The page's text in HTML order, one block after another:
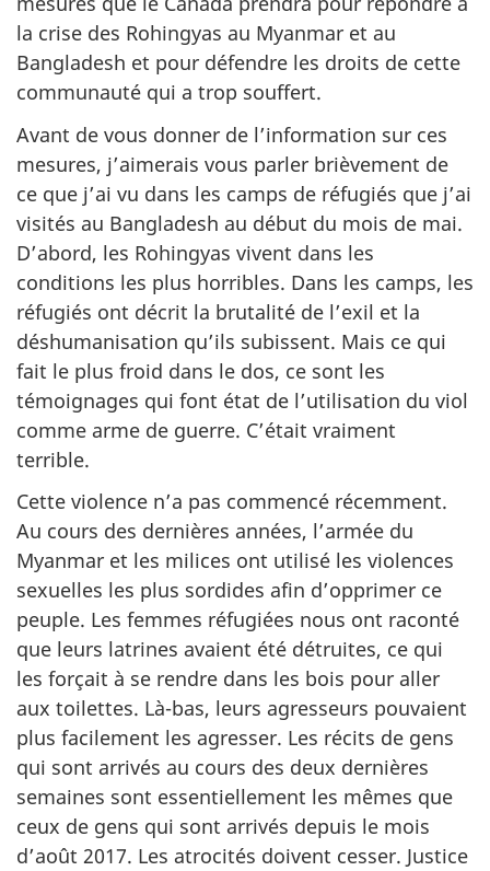
la crise des Rohingyas au Myanmar et au
Bangladesh et pour défendre les droits de cette
communauté qui a trop souffert.
Avant de vous donner de l’information sur ces
mesures, j’aimerais vous parler brièvement de
ce que j’ai vu dans les camps de réfugiés que j’ai
visités au Bangladesh au début du mois de mai.
D’abord, les Rohingyas vivent dans les
conditions les plus horribles. Dans les camps, les
réfugiés ont décrit la brutalité de l’exil et la
déshumanisation qu’ils subissent. Mais ce qui
fait le plus froid dans le dos, ce sont les
témoignages qui font état de l’utilisation du viol
comme arme de guerre. C’était vraiment
terrible.
Cette violence n’a pas commencé récemment.
Au cours des dernières années, l’armée du
Myanmar et les milices ont utilisé les violences
sexuelles les plus sordides afin d’opprimer ce
peuple. Les femmes réfugiées nous ont raconté
que leurs latrines avaient été détruites, ce qui
les forçait à se rendre dans les bois pour aller
aux toilettes. Là-bas, leurs agresseurs pouvaient
plus facilement les agresser. Les récits de gens
qui sont arrivés au cours des deux dernières
semaines sont essentiellement les mêmes que
ceux de gens qui sont arrivés depuis le mois
d’août 2017. Les atrocités doivent cesser. Justice